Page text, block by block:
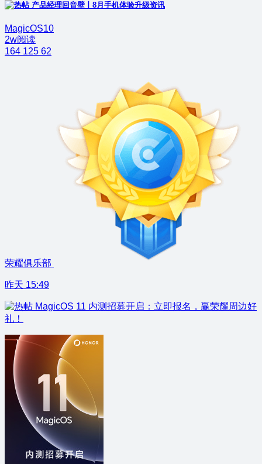
产品经理回音壁丨8月手机体验升级资讯
MagicOS10
2w阅读
164 125 62
荣耀俱乐部
昨天 15:49
MagicOS 11 内测招募开启：立即报名，赢荣耀周边好
礼！